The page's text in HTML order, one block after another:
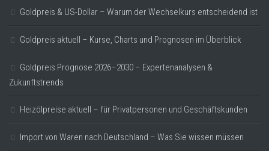
Goldpreis & US-Dollar – Warum der Wechselkurs entscheidend ist
Goldpreis aktuell – Kurse, Charts und Prognosen im Überblick
Goldpreis Prognose 2026–2030 – Expertenanalysen &
Zukunftstrends
Heizölpreise aktuell – für Privatpersonen und Geschäftskunden
Import von Waren nach Deutschland – Was Sie wissen müssen